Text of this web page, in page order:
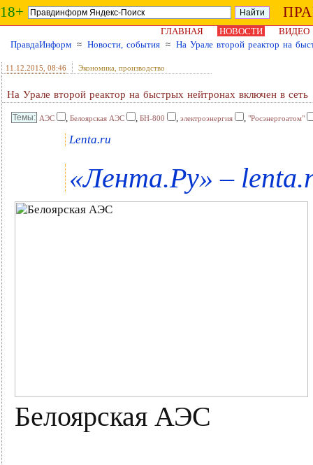
18+
ГЛАВНАЯ НОВОСТИ
ВИДЕО
ПравдаИнформ ≈ Новости, события ≈ На Урале второй реактор на
11.12.2015 , 08:46 Экономика, производство
На Урале второй реактор на быстрых нейтронах включен в сеть
АЭС , Белоярская АЭС , БН-800 , электроэнергия , "Росэнергоатом"
Lenta.ru
«Лента.Ру» –
Белоярская АЭС